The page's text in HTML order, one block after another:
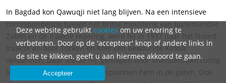
In Bagdad kon Qawuqji niet lang blijven. Na een intensieve
correspondentie tussen het Britse ministerie van buitenlandse
Zaken en de Iraakse regering, werd hij in 1937 naar het Noord-
Iraakse en door Turken en Koerden bewoonde Kirkuk
verbannen. Daar leefde hij, geholpen door vrienden, een rustig
leventje, maar hielden Britse spionnen hem in de gaten. Ook
Deze website gebruikt cookies om uw ervaring te
verbeteren. Door op de 'accepteer' knop of andere links in
de site te klikken, geeft u aan hiermee akkoord te gaan.
Accepteer